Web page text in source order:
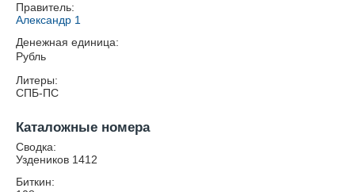
Правитель:
Александр 1
Денежная единица:
Рубль
Литеры:
СПБ-ПС
Каталожные номера
Сводка:
Уздеников 1412
Биткин: